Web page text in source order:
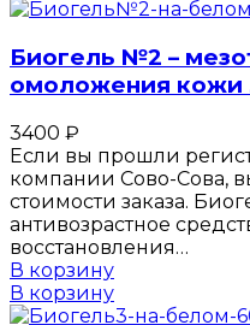
Биогель №2 –
омоложения кожи
3400 ₽
Если вы прошли
компании Сово-Сова,
стоимости заказа.
антивозрастное
восстановления…
В корзину
В корзину